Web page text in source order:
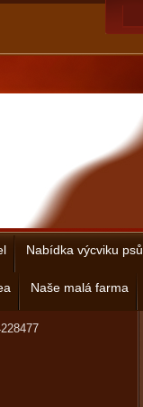
Nabídka výcviku psů
Naše malá farma